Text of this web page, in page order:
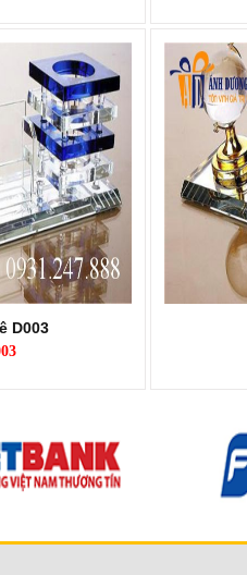
D003